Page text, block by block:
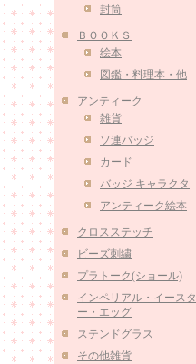
封筒
ＢＯＯＫＳ
絵本
図鑑・料理本・他
アンティーク
雑貨
ソ連バッジ
カード
バッジ キャラクタ
アンティーク絵本
クロスステッチ
ビーズ刺繍
プラトーク(ショール)
インペリアル・イースタ
ー・エッグ
ステンドグラス
その他雑貨